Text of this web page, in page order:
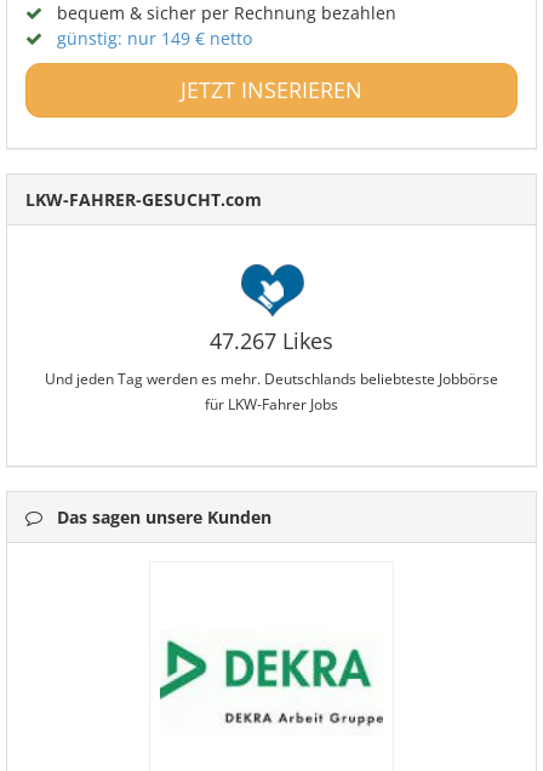
bequem & sicher per Rechnung bezahlen
günstig: nur 149 € netto
JETZT INSERIEREN
LKW-FAHRER-GESUCHT.com
47.267 Likes
Und jeden Tag werden es mehr. Deutschlands beliebteste Jobbörse
für LKW-Fahrer Jobs
Das sagen unsere Kunden